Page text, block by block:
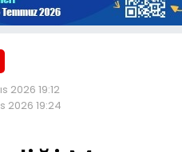
2026 19:12
2026 19:24